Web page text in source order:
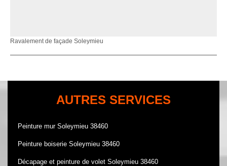
Ravalement de façade Soleymieu
AUTRES SERVICES
Peinture mur Soleymieu 38460
Peinture boiserie Soleymieu 38460
Décapage et peinture de volet Soleymieu 38460